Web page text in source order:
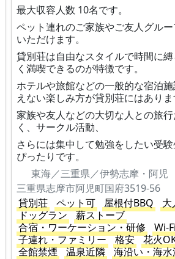
最大収容人数 10名です。
ペット連れのご家族やご友人グル
いただけます。
貸別荘は自由なスタイルで時間に
く満喫できるのが特徴です。
ホテルや旅館などの一般的な宿泊
えない楽しみ方が貸別荘にはありま
家族や友人などの大切な人との旅
く、サークル活動、
さらには集中して勉強をしたい受
ぴったりです。
東海／三重県／伊勢志摩・阿児
三重県志摩市阿児町国府3519-56
貸別荘
ペット可 屋根付BBQ
大
ドッグラン
薪ストーブ
合宿・ワーケーション・研修
Wi-Fi
子連れ・ファミリー
格安
花火
全館禁煙
温泉近隣
海沿い・海水